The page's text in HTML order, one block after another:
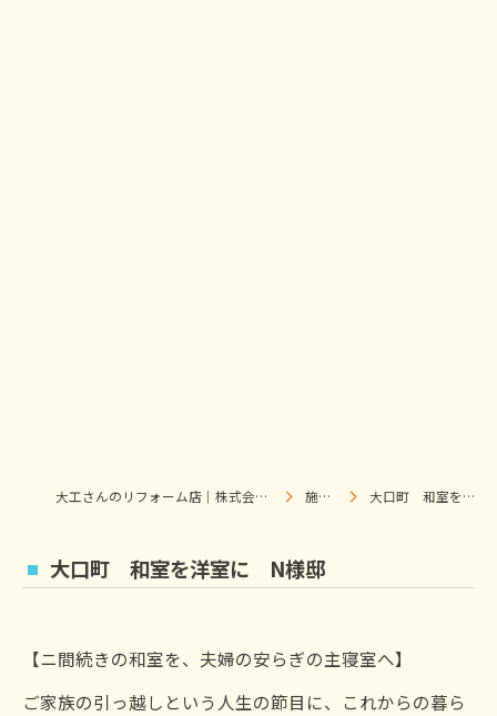
大工さんのリフォーム店｜株式会社ウィズホーム｜扶桑・犬山 施工事例 大口町 和室を洋室に N様邸
大口町 和室を洋室に N様邸
【ニ間続きの和室を、夫婦の安らぎの主寝室へ】
ご家族の引っ越しという人生の節目に、これからの暮ら